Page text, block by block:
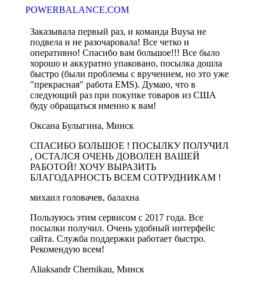
POWERBALANCE.COM
Заказывала первый раз, и команда Buysa не
подвела и не разочаровала! Все четко и
оперативно! Спасибо вам большое!!! Все было
хорошо и аккуратно упаковано, посылка дошла
быстро (были проблемы с вручением, но это уже
"прекрасная" работа ЕМS). Думаю, что в
следующий раз при покупке товаров из США
буду обращаться именно к вам!
Оксана Булыгина, Минск
СПАСИБО БОЛЬШОЕ ! ПОСЫЛКУ ПОЛУЧИЛ
, ОСТАЛСЯ ОЧЕНЬ ДОВОЛЕН ВАШЕЙ
РАБОТОЙ! ХОЧУ ВЫРАЗИТЬ
БЛАГОДАРНОСТЬ ВСЕМ СОТРУДНИКАМ !
михаил головачев, балахна
Пользуюсь этим сервисом с 2017 года. Все
посылки получил. Очень удобный интерфейс
сайта. Служба поддержки работает быстро.
Рекомендую всем!
Aliaksandr Chernikau, Минск